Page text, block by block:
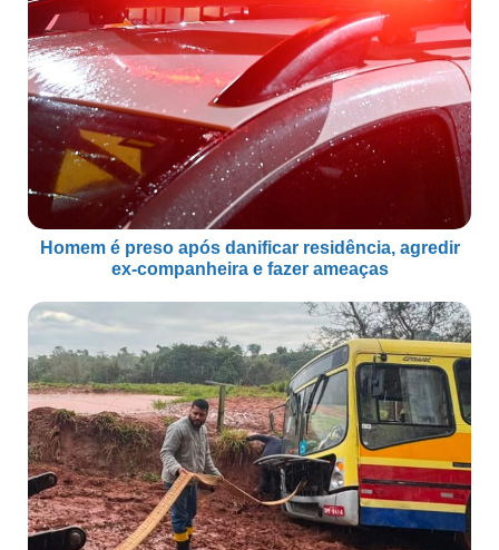
Homem é preso após danificar residência, agredir
ex-companheira e fazer ameaças